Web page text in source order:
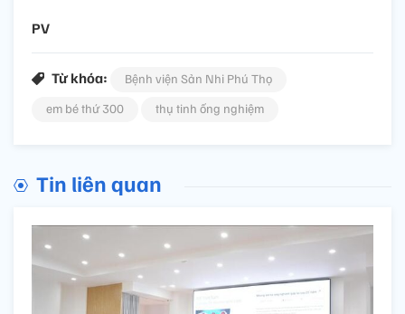
PV
Từ khóa:
Bệnh viện Sản Nhi Phú Thọ
em bé thứ 300
thụ tinh ống nghiệm
Tin liên quan